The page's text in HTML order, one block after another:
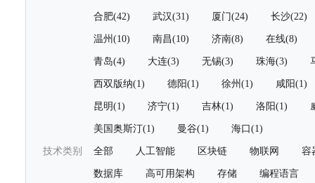
合肥(42) 武汉(31) 厦门(24) 长沙(22)
温州(10) 南昌(10) 济南(8) 在线(8)
青岛(4) 大连(3) 无锡(3) 珠海(3)
西双版纳(1) 德阳(1) 徐州(1) 咸阳(1)
昆明(1) 济宁(1) 吉林(1) 洛阳(1)
美国奥斯汀(1) 曼谷(1) 海口(1)
技术类别 全部 人工智能 区块链 物联网 容
数据库 高可用架构 存储 编程语言